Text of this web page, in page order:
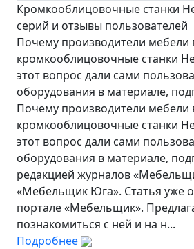
Кромкооблицовочные станки
серий и отзывы пользователей
Почему производители
кромкооблицовочные станки
этот вопрос дали сами
оборудования в материале,
Почему производители
кромкооблицовочные станки
этот вопрос дали сами
оборудования в материале,
редакцией журналов
«Мебельщик Юга». Статья уже
портале «Мебельщик».
познакомиться с ней и на н...
Подробнее